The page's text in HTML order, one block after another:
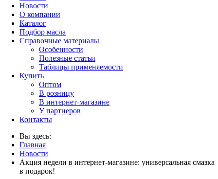
Новости
О компании
Каталог
Подбор масла
Справочные материалы
Особенности
Полезные статьи
Таблицы применяемости
Купить
Оптом
В розницу
В интернет-магазине
У партнеров
Контакты
Вы здесь:
Главная
Новости
Акция недели в интернет-магазине: универсальная смазка
в подарок!